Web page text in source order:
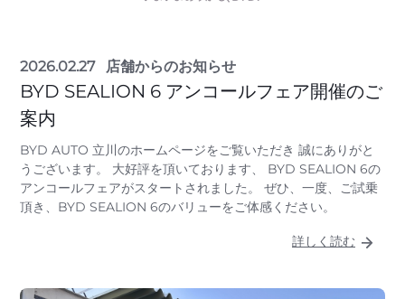
2026.02.27 店舗からのお知らせ
BYD SEALION 6 アンコールフェア開催のご
案内
BYD AUTO 立川のホームページをご覧いただき 誠にありがと
うございます。 大好評を頂いております、 BYD SEALION 6の
アンコールフェアがスタートされました。 ぜひ、一度、ご試乗
頂き、BYD SEALION 6のバリューをご体感ください。
詳しく読む